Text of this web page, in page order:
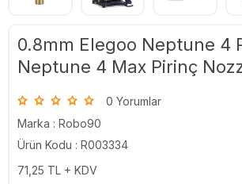
0.8mm Elegoo Neptune 4
Neptune 4 Max Pirinç
0 Yorumlar
Marka : Robo90
Ürün Kodu : R003334
71,25 TL + KDV